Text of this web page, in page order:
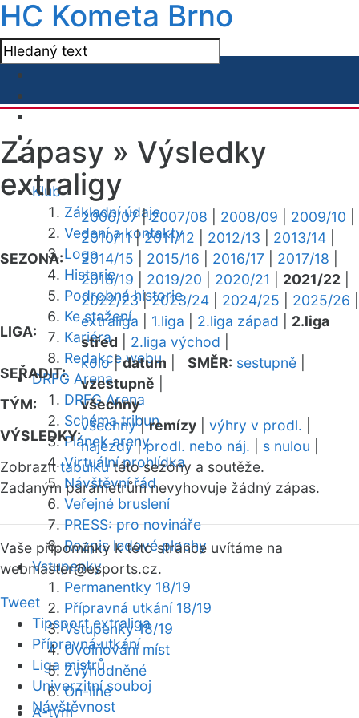
HC Kometa Brno
Klub
Základní údaje
Vedení a kontakty
Logo
Historie
Podrobná historie
Ke stažení
Kariéra
Redakce webu
DRFG Arena
DRFG Arena
Schéma tribun
Plánek areny
Virtuální prohlídka
Návštěvní řád
Veřejné bruslení
PRESS: pro novináře
Rozpis ledové plochy
Vstupenky
Permanentky 18/19
Přípravná utkání 18/19
Vstupenky 18/19
Uvolňování míst
Zvýhodněné
On-line
A-tým
Zápasy » Výsledky
extraligy
SEZONA:
2006/07|2007/08 2008/09 2009/10
2010/11|2011/12 2012/13 2013/14
2014/15
2015/16 2016/17 2017/18
2018/19
2019/20 2020/21 2021/22
2022/23|2023/24 2024/25 2025/26
LIGA:
extraliga 1.liga 2.liga západ
2.liga
střed
2.liga východ
SEŘADIT:
kolo|datum SMĚR: sestupně
vzestupně
TÝM:
všechny
VÝSLEDKY:
všechny|remízy výhry v prodl.
nájezdy|prodl. nebo náj. s nulou
Zobrazittabulkutéto sezóny a soutěže.
Zadaným parametrům nevyhovuje žádný zápas.
Vaše připomínky k této stránce uvítáme na
webmaster@esports.cz.
Tweet
Tipsport extraliga
Přípravná utkání
Liga mistrů
Univerzitní souboj
Návštěvnost